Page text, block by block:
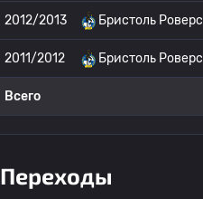
2012/2013 Бристоль Роверс
2011/2012 Бристоль Роверс
Всего
Переходы